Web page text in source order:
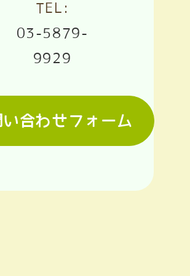
TEL:
03-5879-
9929
い合わせフォーム